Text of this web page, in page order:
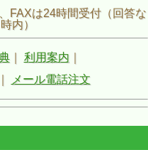
FAXは24時間受付（回答な
内）
｜ 利用案内
メール電話注文